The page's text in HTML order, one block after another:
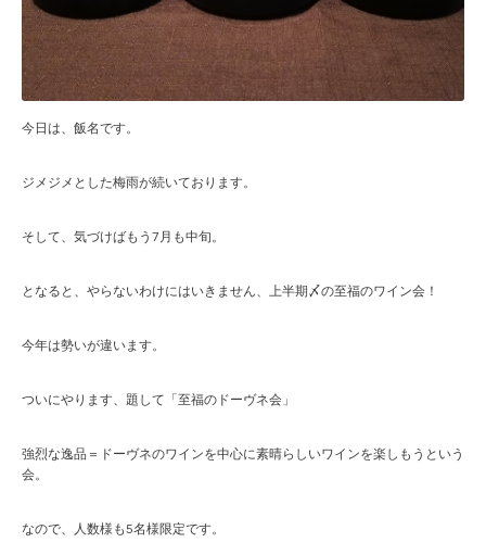
今日は、飯名です。
ジメジメとした梅雨が続いております。
そして、気づけばもう7月も中旬。
となると、やらないわけにはいきません、上半期〆の至福のワイン会！
今年は勢いが違います。
ついにやります、題して「至福のドーヴネ会」
強烈な逸品＝ドーヴネのワインを中心に素晴らしいワインを楽しもうという
会。
なので、人数様も5名様限定です。